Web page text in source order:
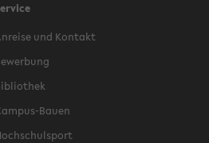
und Kon­takt
​Bauen